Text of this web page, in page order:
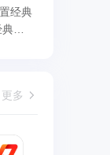
经典
模
更多